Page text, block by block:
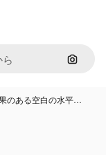
画像で
のある空白の水平…